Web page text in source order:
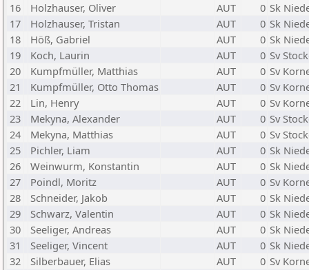
16
Holzhauser, Oliver AUT 0 Sk
17
Holzhauser, Tristan AUT 0 Sk
18
Höß, Gabriel AUT 0 Sk
19
Koch, Laurin AUT 0 Sv
20
Kumpfmüller, Matthias AUT 0 Sv
21
Kumpfmüller, Otto Thomas AUT 0 Sv
22
Lin, Henry AUT 0 Sv
23
Mekyna, Alexander AUT 0 Sv
24
Mekyna, Matthias AUT 0 Sv
25
Pichler, Liam AUT 0 Sk
26
Weinwurm, Konstantin AUT 0 Sk
27
Poindl, Moritz AUT 0 Sv
28
Schneider, Jakob AUT 0 Sk
29
Schwarz, Valentin AUT 0 Sk
30
Seeliger, Andreas AUT 0 Sk
31
Seeliger, Vincent AUT 0 Sk
32
Silberbauer, Elias AUT 0 Sv